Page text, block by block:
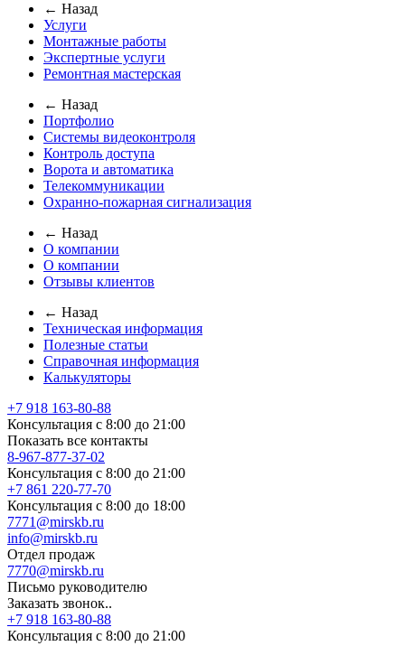
← Назад
Услуги
Монтажные работы
Экспертные услуги
Ремонтная мастерская
← Назад
Портфолио
Системы видеоконтроля
Контроль доступа
Ворота и автоматика
Телекоммуникации
Охранно-пожарная сигнализация
← Назад
О компании
О компании
Отзывы клиентов
← Назад
Техническая информация
Полезные статьи
Справочная информация
Калькуляторы
+7 918 163-80-88
Консультация с 8:00 до 21:00
Показать все контакты
8-967-877-37-02
Консультация с 8:00 до 21:00
+7 861 220-77-70
Консультация с 8:00 до 18:00
7771@mirskb.ru
info@mirskb.ru
Отдел продаж
7770@mirskb.ru
Письмо руководителю
Заказать звонок..
+7 918 163-80-88
Консультация с 8:00 до 21:00